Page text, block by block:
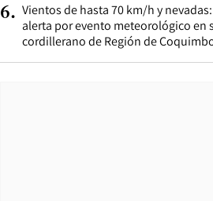
6. Vientos de hasta 70 km/h y
alerta por evento meteorológico en
cordillerano de Región de